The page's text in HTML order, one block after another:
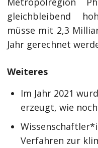
gleichbleibend
müsse mit 2,3
Jahr gerechnet
Weiteres
Im Jahr 2021
erzeugt, wie
Verfahren zur